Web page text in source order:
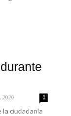
2020 0
la ciudadanía